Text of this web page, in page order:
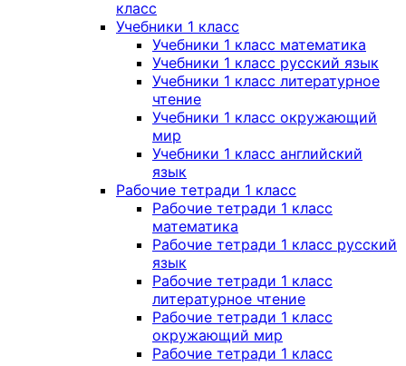
класс
Учебники 1 класс
Учебники 1 класс математика
Учебники 1 класс русский язык
Учебники 1 класс литературное
чтение
Учебники 1 класс окружающий
мир
Учебники 1 класс английский
язык
Рабочие тетради 1 класс
Рабочие тетради 1 класс
математика
Рабочие тетради 1 класс русский
язык
Рабочие тетради 1 класс
литературное чтение
Рабочие тетради 1 класс
окружающий мир
Рабочие тетради 1 класс